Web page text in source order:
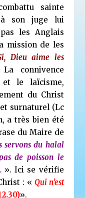
sainte
à son juge lui
les Anglais
mission de les
Dieu aime les
connivence
et le laïcisme,
du Christ
surnaturel (Lc
a très bien été
du Maire de
servons du halal
de poisson le
». Ici se vérifie
: « Qui n’est
».